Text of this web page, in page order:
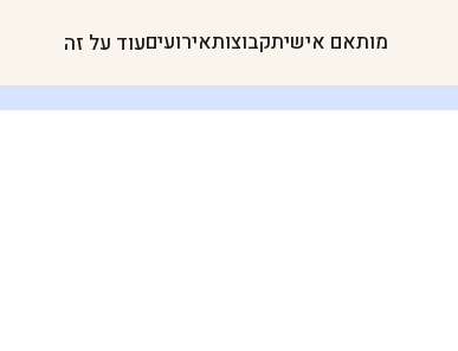
מותאם אישיתקבוצותאירועיםעוד על זה